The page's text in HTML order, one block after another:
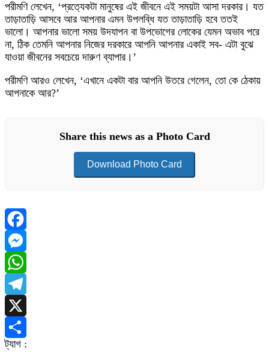
পরীমণি লেখেন, ‘প্রত‍্যেকটা মানুষের এই জীবনে এই সময়টা আসা দরকার। যত
তাড়াতাড়ি আসবে আর আপনার এমন উপলব্ধি যত তাড়াতাড়ি হবে ততই
ভালো। আপনার ভালো সময় উদযাপন বা উপভোগের লোকের যেমন অভাব পরে
না, ঠিক তেমনি আপনার নিজের দরকারে আপনি আপনার একাই সব- এটা বুঝে
যাওয়া জীবনের সবচেয়ে দারুণ ব্যাপার।’
পরীমণি আরও লেখেন, ‘এখানে একটা বার আপনি উতরে গেলেন, তো কে ঠেকায়
আপনাকে আর?’
Share this news as a Photo Card
Download Photo Card
Facebook
Messenger
WhatsApp
Telegram
X
Share
ট্যাগ :